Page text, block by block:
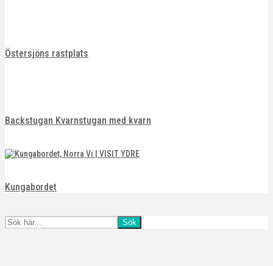
Östersjöns rastplats
Backstugan Kvarnstugan med kvarn
Kungabordet
Sök